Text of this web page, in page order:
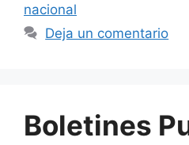
nacional
Deja un comentario
Boletines